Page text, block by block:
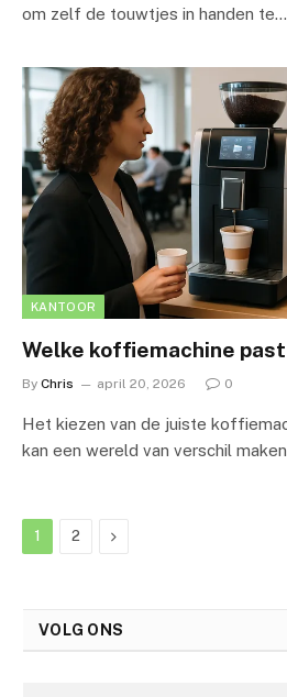
om zelf de touwtjes in handen te…
KANTOOR
Welke koffiemachine
By Chris april 20, 2026 0
Het kiezen van de juiste
kan een wereld van verschil
1 2 Next
VOLG ONS